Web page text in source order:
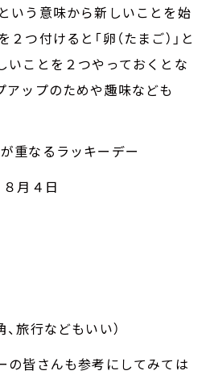
いう意味から新しいことを始
つ付けると「卵（たまご）」と
いことを２つやっておくとな
アップのためや趣味なども
重なるラッキーデー
８月４日
旅行などもいい）
の皆さんも参考にしてみては